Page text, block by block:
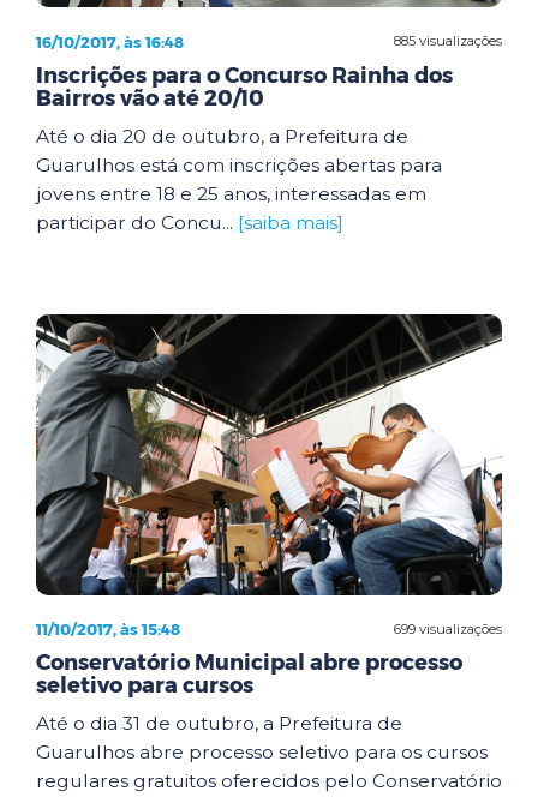
885 visualizações
16/10/2017, às 16:48
Inscrições para o Concurso Rainha dos
Bairros vão até 20/10
Até o dia 20 de outubro, a Prefeitura de
Guarulhos está com inscrições abertas para
jovens entre 18 e 25 anos, interessadas em
participar do Concu... [saiba mais]
699 visualizações
11/10/2017, às 15:48
Conservatório Municipal abre processo
seletivo para cursos
Até o dia 31 de outubro, a Prefeitura de
Guarulhos abre processo seletivo para os cursos
regulares gratuitos oferecidos pelo Conservatório